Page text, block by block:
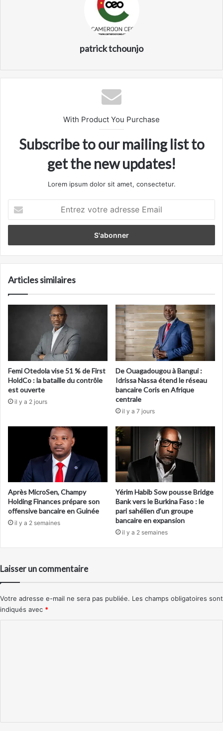
patrick tchounjo
With Product You Purchase
Subscribe to our mailing list to
get the new updates!
Lorem ipsum dolor sit amet, consectetur.
votre
adresse
Articles similaires
Femi Otedola vise 51 % de First
HoldCo : la bataille du contrôle
est ouverte
il y a 2 jours
De Ouagadougou à Bangui :
Idrissa Nassa étend le réseau
bancaire Coris en Afrique
centrale
il y a 7 jours
Après MicroSen, Champy
Holding Finances prépare son
offensive bancaire en Guinée
il y a 2 semaines
Yérim Habib Sow pousse Bridge
Bank vers le Burkina Faso : le
pari sahélien d’un groupe
bancaire en expansion
il y a 2 semaines
Laisser un commentaire
Votre adresse e-mail ne sera pas publiée. Les champs obligatoires sont
indiqués avec *